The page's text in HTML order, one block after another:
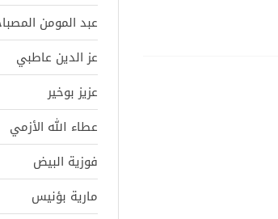
عبد المومن
عز الدين عاطبي
عزيز بوخير
عطاء الله الأزمي
فوزية البيض
مارية بؤنيس